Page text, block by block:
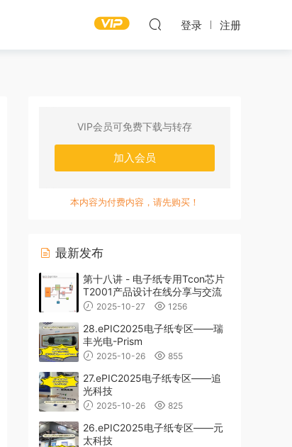
登录 注册
VIP会员可免费下载与转存
加入会员
本内容为付费内容，请先购买！
最新发布
第十八讲 - 电子纸专用Tcon芯片
T2001产品设计在线分享与交流
2025-10-27 1256
28.ePIC2025电子纸专区——瑞
丰光电-Prism
2025-10-26 855
27.ePIC2025电子纸专区——追
光科技
2025-10-26 825
26.ePIC2025电子纸专区——元
太科技